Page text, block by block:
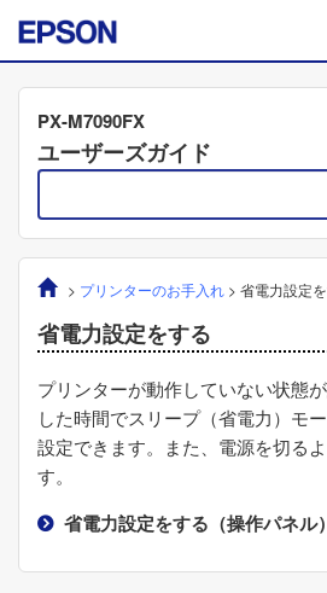
PX-M7090FX
ユーザーズガイド
> プリンターのお手入れ> 省電力設定
省電力設定をする
プリンターが動作していない状態
した時間でスリープ（省電力）モ
設定できます。また、電源を切る
す。
省電力設定をする（操作パネル）